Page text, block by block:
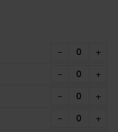
− +
− +
− +
− +